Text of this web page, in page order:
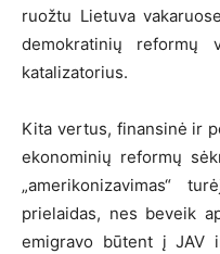
ruožtu Lietuva
demokratinių reformų
katalizatorius.
Kita vertus, finansinė ir
ekonominių reformų
„amerikonizavimas“
prielaidas, nes beveik
emigravo būtent į JAV